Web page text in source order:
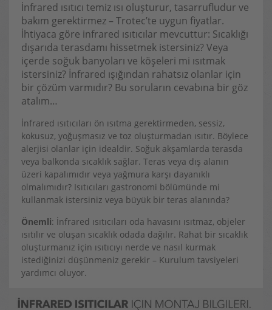
İnfrared ısıtıcı temiz ısı oluşturur, tasarrufludur ve
bakım gerektirmez – Trotec’te uygun fiyatlar.
İhtiyaca göre infrared ısıtıcılar mevcuttur: Sıcaklığı
dışarıda terasdamı hissetmek istersiniz? Veya
içerde soğuk banyoları ve köşeleri mi ısıtmak
istersiniz? İnfrared ışığından rahatsız olanlar için
bir çözüm varmıdır? Bu soruların cevabına bir göz
atalım…
İnfrared ısıtıcıları ön ısıtma gerektirmeden, sessiz,
kokusuz, yoğuşmasız ve toz oluşturmadan ısıtır. Böylece
alerjisi olanlar için idealdir. Soğuk akşamlarda terasda
veya balkonda sıcaklık sağlar. Teras veya dış alanın
üzeri kapalımıdır veya yağmura karşı dayanıklı
olmalımıdır? Isıtıcıları gastronomi bölümünde mi
kullanmak istersiniz veya büyük bir teras alanında?
Önemli: İnfrared ısıtıcıları oda havasını ısıtmaz, objeler
ısıtılır ve oluşan sıcaklık odada dağılır. Rahat bir sıcaklık
oluşturmanız için ısıtıcıyı nerde ve nasıl kurmak
istediğinizi düşünmeniz gerekir – Kurulum tavsiyeleri
yardımcı oluyor.